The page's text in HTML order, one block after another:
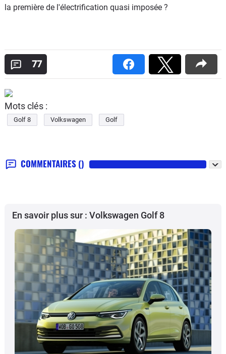
la première de l'électrification quasi imposée ?
77
Mots clés :
Golf 8 Volkswagen Golf
COMMENTAIRES ()
En savoir plus sur : Volkswagen Golf 8